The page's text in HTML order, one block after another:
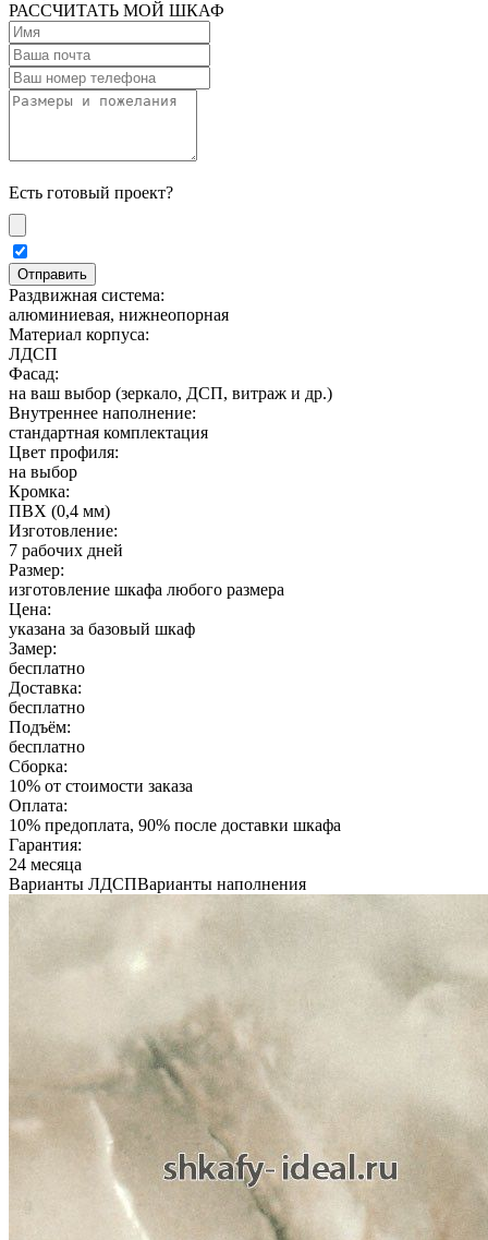
РАССЧИТАТЬ МОЙ ШКАФ
Есть готовый проект?
Раздвижная система:
алюминиевая, нижнеопорная
Материал корпуса:
ЛДСП
Фасад:
на ваш выбор (зеркало, ДСП, витраж и др.)
Внутреннее наполнение:
стандартная комплектация
Цвет профиля:
на выбор
Кромка:
ПВХ (0,4 мм)
Изготовление:
7 рабочих дней
Размер:
изготовление шкафа любого размера
Цена:
указана за базовый шкаф
Замер:
бесплатно
Доставка:
бесплатно
Подъём:
бесплатно
Сборка:
10% от стоимости заказа
Оплата:
10% предоплата, 90% после доставки шкафа
Гарантия:
24 месяца
Варианты ЛДСПВарианты наполнения